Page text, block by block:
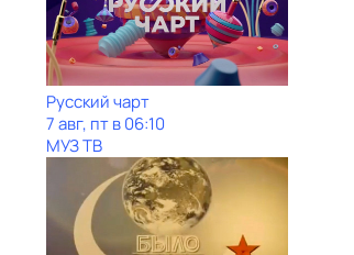
Рycский чарт
7 авг, пт в 06:10
МУЗ ТВ